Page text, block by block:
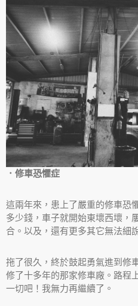
．修車恐懼症
這兩年來，患上了嚴重的修車恐
多少錢，車子就開始東壞西壞，
合。以及，還有更多其它無法細
拖了很久，終於鼓起勇氣進到修
修了十多年的那家修車廠。路程
一切吧！我無力再繼續了。